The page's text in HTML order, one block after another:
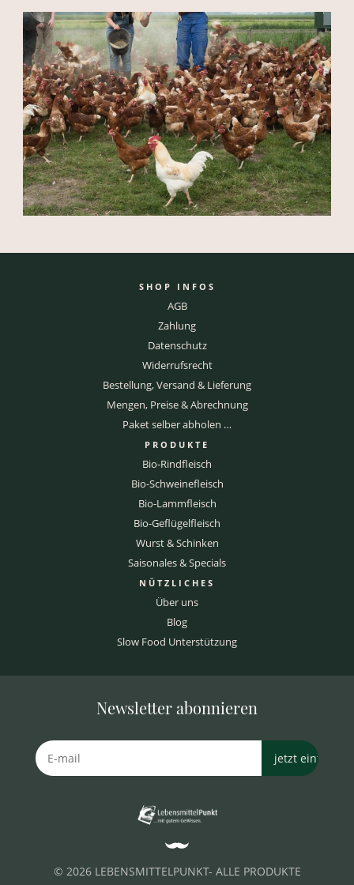
SHOP INFOS
AGB
Zahlung
Datenschutz
Widerrufsrecht
Bestellung, Versand & Lieferung
Mengen, Preise & Abrechnung
Paket selber abholen …
PRODUKTE
Bio-Rindfleisch
Bio-Schweinefleisch
Bio-Lammfleisch
Bio-Geflügelfleisch
Wurst & Schinken
Saisonales & Specials
NÜTZLICHES
Über uns
Blog
Slow Food Unterstützung
Newsletter abonnieren
© 2026 LEBENSMITTELPUNKT- ALLE PRODUKTE